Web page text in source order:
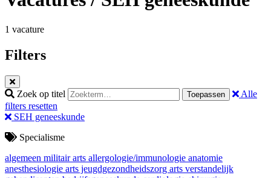
1 vacature
Filters
Zoek op titel Toepassen
Alle
filters resetten
SEH geneeskunde
Specialisme
algemeen militair arts allergologie/immunologie anatomie
anesthesiologie arts jeugdgezondheidszorg arts verstandelijk